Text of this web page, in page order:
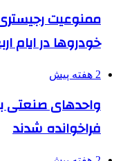
ممنوعیت
خودروها در ایام
2 هفته پیش
واحدهای صنعتی
فراخوانده شدند